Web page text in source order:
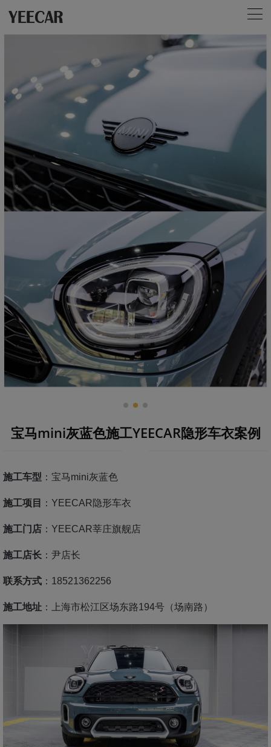
宝马mini灰蓝色施工YEECAR隐形车衣案例
施工车型 ：宝马mini灰蓝色
施工项目 ：YEECAR隐形车衣
施工门店 ：YEECAR莘庄旗舰店
施工店长 ：尹店长
联系方式 ：18521362256
施工地址 ：上海市松江区场东路194号（场南路）